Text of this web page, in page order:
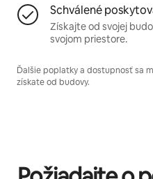
Schválené
Získajte od svojej
svojom priestore.
Ďalšie poplatky a dostupnosť sa
získate od budovy.